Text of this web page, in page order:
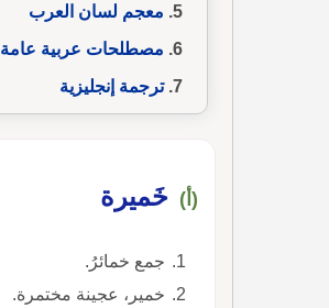
معجم لسان العرب
مصطلحات عربية عامة
ترجمة إنجليزية
(أ) خَميرة
جمع خمائرُ.
خمير، عجينة مختمرة.